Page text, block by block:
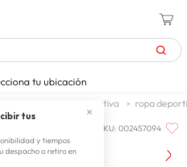
tu ubicación
✕
tus
y tiempos
despacho o retiro en
libre ropa deportiva ropa
SKU:002457094
Durox